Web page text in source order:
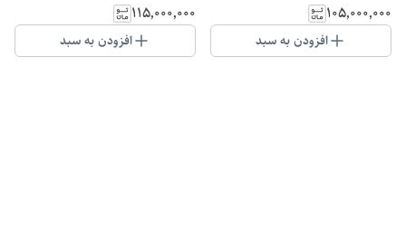
۱۰۵٬۰۰۰٬۰۰۰
افزودن به سبد
۱۱۵٬۰۰۰٬۰۰۰
افزودن به سبد